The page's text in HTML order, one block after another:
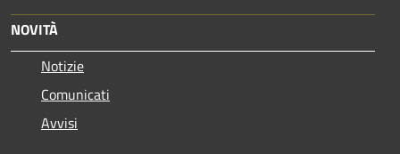
NOVITÀ
Notizie
Comunicati
Avvisi